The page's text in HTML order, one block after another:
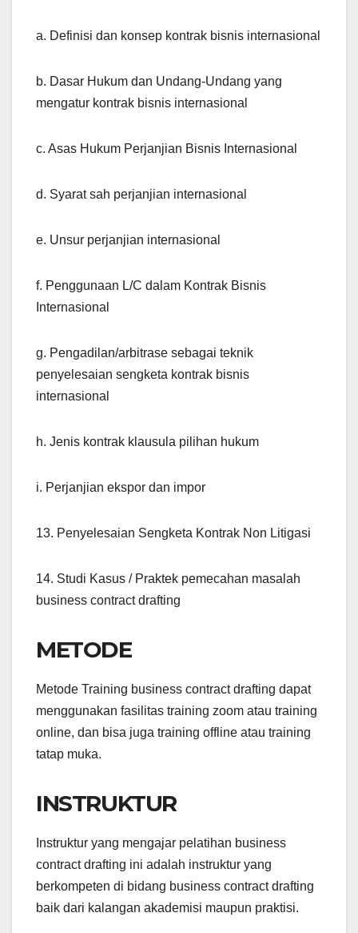
a. Definisi dan konsep kontrak bisnis internasional
b. Dasar Hukum dan Undang-Undang yang
mengatur kontrak bisnis internasional
c. Asas Hukum Perjanjian Bisnis Internasional
d. Syarat sah perjanjian internasional
e. Unsur perjanjian internasional
f. Penggunaan L/C dalam Kontrak Bisnis
Internasional
g. Pengadilan/arbitrase sebagai teknik
penyelesaian sengketa kontrak bisnis
internasional
h. Jenis kontrak klausula pilihan hukum
i. Perjanjian ekspor dan impor
13. Penyelesaian Sengketa Kontrak Non Litigasi
14. Studi Kasus / Praktek pemecahan masalah
business contract drafting
METODE
Metode Training business contract drafting dapat
menggunakan fasilitas training zoom atau training
online, dan bisa juga training offline atau training
tatap muka.
INSTRUKTUR
Instruktur yang mengajar pelatihan business
contract drafting ini adalah instruktur yang
berkompeten di bidang business contract drafting
baik dari kalangan akademisi maupun praktisi.